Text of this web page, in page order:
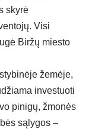
skyrė
Visi
Biržų miesto
žemėje,
investuoti
pinigų, žmonės
sąlygos –